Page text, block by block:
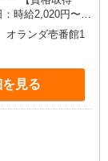
オランダ壱番館1
見る